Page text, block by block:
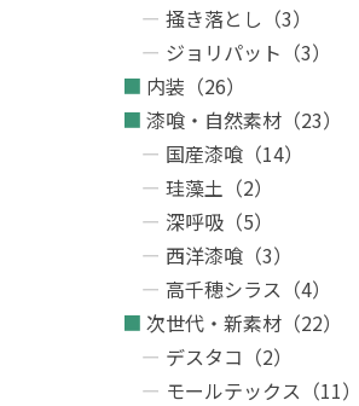
掻き落とし（3）
ジョリパット（3）
内装（26）
漆喰・自然素材（23）
国産漆喰（14）
珪藻土（2）
深呼吸（5）
西洋漆喰（3）
高千穂シラス（4）
次世代・新素材（22）
デスタコ（2）
モールテックス（11）